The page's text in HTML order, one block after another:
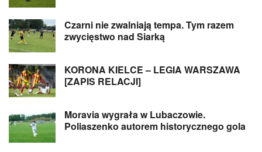
Czarni nie zwalniają tempa. Tym razem
zwycięstwo nad Siarką
KORONA KIELCE – LEGIA WARSZAWA
[ZAPIS RELACJI]
Moravia wygrała w Lubaczowie.
Poliaszenko autorem historycznego gola